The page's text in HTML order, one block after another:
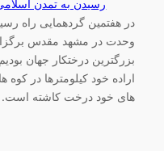
رسیدن به تمدن
در هفتمین گردهمایی راه
وحدت در مشهد مقدس
بزرگترین درختکار جهان
اراده خود کیلومترها در
های خود درخت کاشته است.